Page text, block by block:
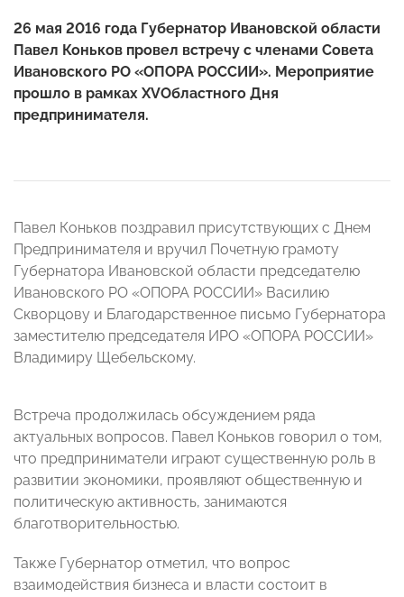
26 мая 2016 года Губернатор Ивановской области
Павел Коньков провел встречу с членами Совета
Ивановского РО «ОПОРА РОССИИ». Мероприятие
прошло в рамках XVОбластного Дня
предпринимателя.
Павел Коньков поздравил присутствующих с Днем
Предпринимателя и вручил Почетную грамоту
Губернатора Ивановской области председателю
Ивановского РО «ОПОРА РОССИИ» Василию
Скворцову и Благодарственное письмо Губернатора
заместителю председателя ИРО «ОПОРА РОССИИ»
Владимиру Щебельскому.
Встреча продолжилась обсуждением ряда
актуальных вопросов. Павел Коньков говорил о том,
что предприниматели играют существенную роль в
развитии экономики, проявляют общественную и
политическую активность, занимаются
благотворительностью.
Также Губернатор отметил, что вопрос
взаимодействия бизнеса и власти состоит в